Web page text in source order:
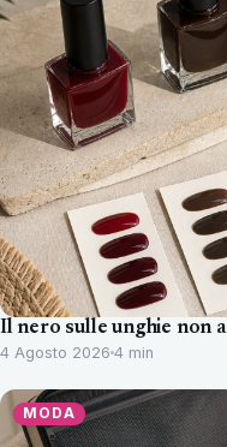
Il nero sulle unghie non
4 Agosto 2026 4 min
MODA